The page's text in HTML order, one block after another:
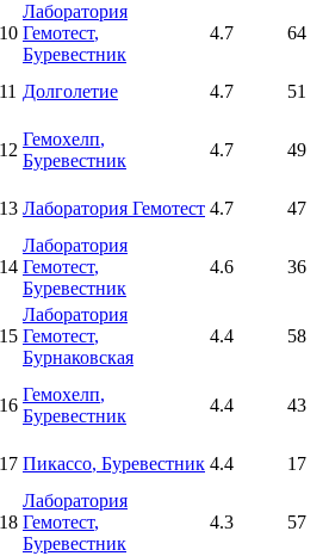
10
Лаборатория
Гемотест,
Буревестник
4.7 64
11 Долголетие 4.7
51
12
Гемохелп,
Буревестник
4.7 49
13 Лаборатория Гемотест 4.7
47
14
Лаборатория
Гемотест,
Буревестник
4.6 36
15
Лаборатория
Гемотест,
Бурнаковская
4.4 58
16
Гемохелп,
Буревестник
4.4 43
17 Пикассо, Буревестник 4.4
17
18
Лаборатория
Гемотест,
Буревестник
4.3 57